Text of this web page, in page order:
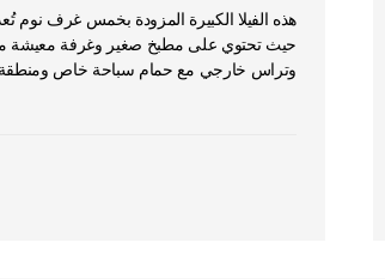
هذه الفيلا الكبيرة المزودة بخمس غرف نوم
وتراس خارجي مع حمام سباحة خاص